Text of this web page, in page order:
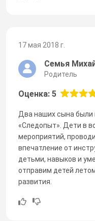
17 мая 2018 г.
Семья
Родитель
Оценка: 5
Два наших сына были
«Следопыт». Дети в
мероприятий,
впечатление от
детьми, навыков и
отправим детей
развития.